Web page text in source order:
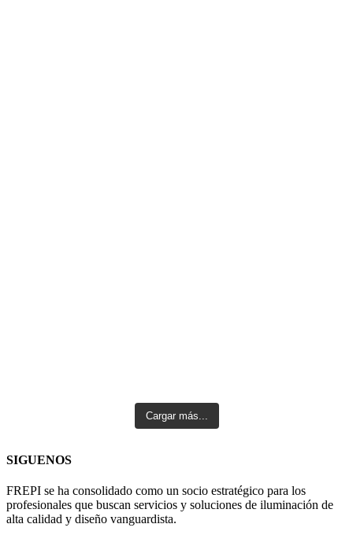
Cargar más...
SIGUENOS
FREPI se ha consolidado como un socio estratégico para los
profesionales que buscan servicios y soluciones de iluminación de
alta calidad y diseño vanguardista.